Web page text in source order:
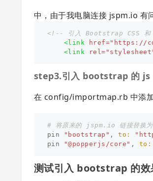
中，由于我电脑连接 jspm.io 有
<!-- 引入 Bootstrap CSS
<link
href="https://
<link
rel=
step3.引入 bootstrap 的 js
在 config/importmap.rb 中添
# 将原来的 jspm.io 链接替
pin
"bootstrap" , to:
pin
"@popperjs/core" , to:
测试引入 bootstrap 的效